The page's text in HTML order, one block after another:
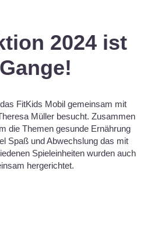
2024 ist
FitKids Mobil gemeinsam mit
Müller besucht. Zusammen
die Themen gesunde Ernährung
Spaß und Abwechslung das mit
Spieleinheiten wurden auch
hergerichtet.